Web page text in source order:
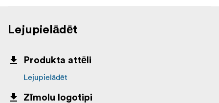
Lejupielādēt
Produkta attēli
Lejupielādēt
Zīmolu logotipi